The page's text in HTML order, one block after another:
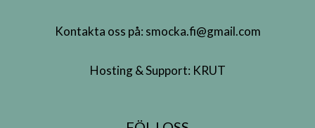
Kontakta oss på: smocka.fi@gmail.com
Hosting & Support: KRUT